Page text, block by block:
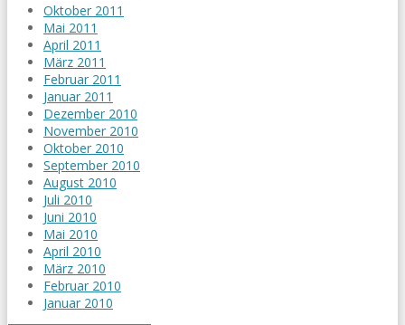
Oktober 2011
Mai 2011
April 2011
März 2011
Februar 2011
Januar 2011
Dezember 2010
November 2010
Oktober 2010
September 2010
August 2010
Juli 2010
Juni 2010
Mai 2010
April 2010
März 2010
Februar 2010
Januar 2010